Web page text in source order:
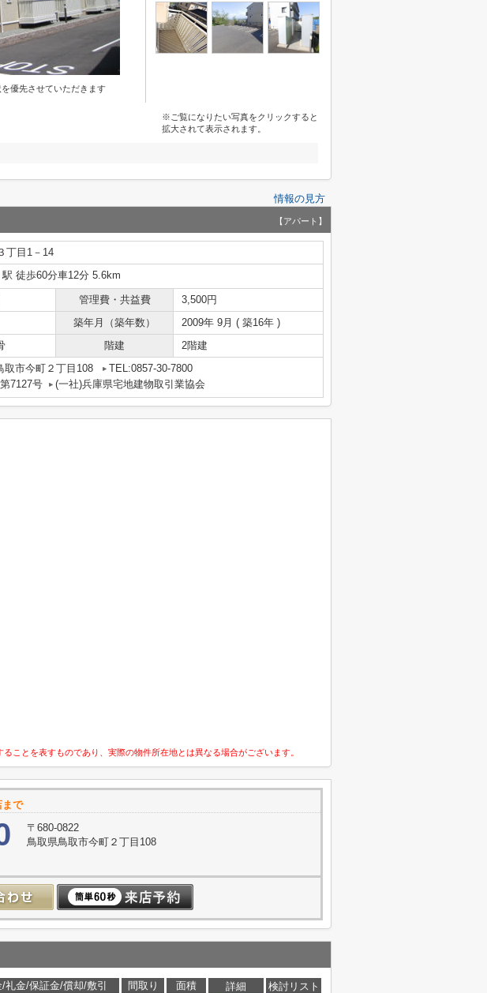
優先させていただきます
※ご覧になりたい写真をクリックすると
拡大されて表示されます。
情報の見方
【アパート】
丁目1－14
駅 徒歩60分車12分 5.6km
管理費・共益費
3,500円
築年月（築年数）
2009年 9月 ( 築16年 )
階建 2階建
取市今町２丁目108
TEL:0857-30-7800
7127号
(一社)兵庫県宅地建物取引業協会
ことを表すものであり、実際の物件所在地とは異なる場合がございます。
まで
〒680-0822
鳥取県鳥取市今町２丁目108
/礼金/保証金/償却/敷引 間取り 面積 詳細
検討リスト